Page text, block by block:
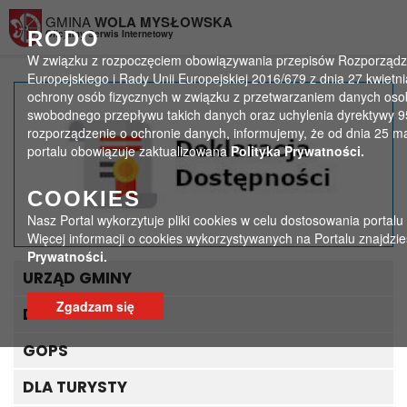
RODO
W związku z rozpoczęciem obowiązywania przepisów
Europejskiego i Rady Unii Europejskiej 2016/679 z dnia 27
ochrony osób fizycznych w związku z przetwarzaniem danych
swobodnego przepływu takich danych oraz uchylenia dyrektywy
rozporządzenie o ochronie danych, informujemy, że od dnia 25
portalu obowiązuje zaktualizowana Polityka Prywatności.
COOKIES
Nasz Portal wykorzytuje pliki cookies w celu dostosowania
Więcej informacji o cookies wykorzystywanych na Portalu
Prywatności.
Zgadzam się
GMINA WOLA MYSŁOWSKA
Oficjalny Serwis Internetowy
LGD – Ogłoszenie o
naborze wniosków!
Strona główna > Ogłoszenia >
LGD – Ogłoszenie o naborze wniosków!
URZĄD GMINY
DLA INTERESANTA
GOPS
DLA TURYSTY